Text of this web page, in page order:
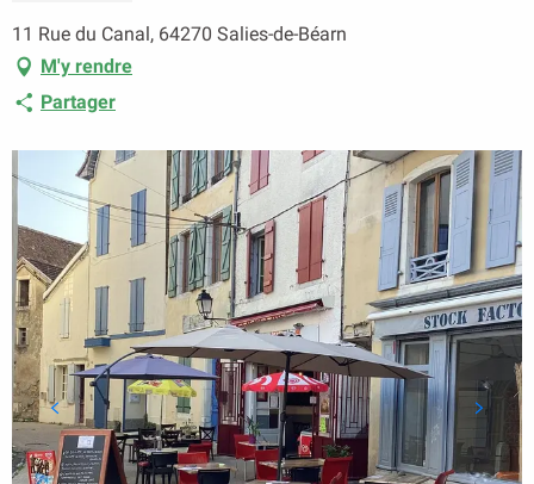
11 Rue du Canal, 64270 Salies-de-Béarn
M'y rendre
Partager